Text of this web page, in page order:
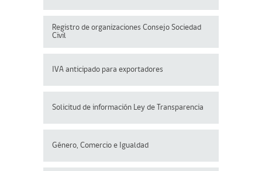
Registro de organizaciones Consejo Sociedad
Civil
IVA anticipado para exportadores
Solicitud de información Ley de Transparencia
Género, Comercio e Igualdad